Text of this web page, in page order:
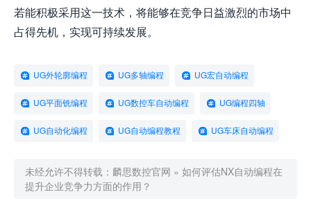
若能积极采用这一技术，将能够在竞争日益激烈的市场中
占得先机，实现可持续发展。
UG外轮廓编程 UG多轴编程 UG宏自动编程
UG平面铣编程 UG数控车自动编程 UG编程四轴
UG自动化编程 UG自动编程教程 UG车床自动编程
未经允许不得转载： 麟思数控官网 » 如何评估NX自动编程在
提升企业竞争力方面的作用？